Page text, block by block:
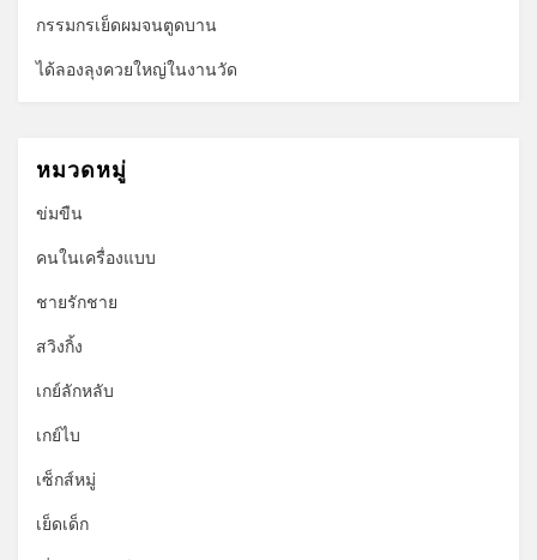
กรรมกรเย็ดผมจนตูดบาน
ได้ลองลุงควยใหญ่ในงานวัด
หมวดหมู่
ข่มขืน
คนในเครื่องแบบ
ชายรักชาย
สวิงกิ้ง
เกย์ลักหลับ
เกย์ไบ
เซ็กส์หมู่
เย็ดเด็ก